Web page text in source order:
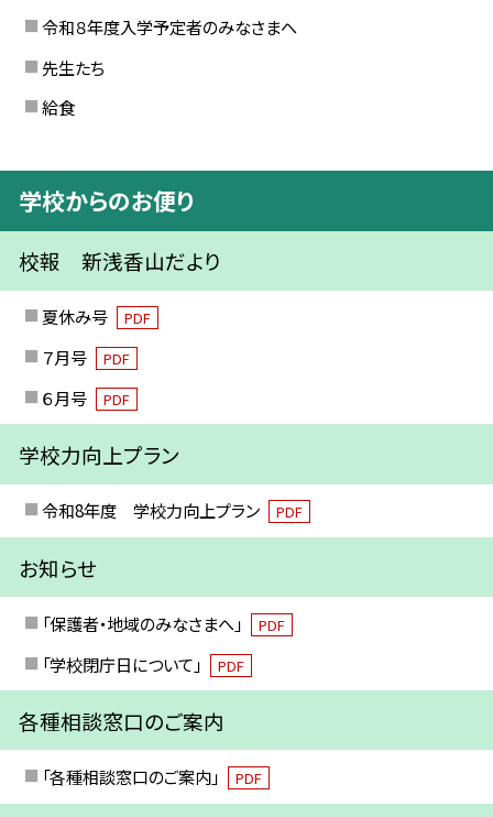
令和８年度入学予定者のみなさまへ
先生たち
給食
学校からのお便り
校報 新浅香山だより
夏休み号 PDF
７月号 PDF
６月号 PDF
学校力向上プラン
令和8年度 学校力向上プラン PDF
お知らせ
「保護者・地域のみなさまへ」 PDF
「学校閉庁日について」 PDF
各種相談窓口のご案内
「各種相談窓口のご案内」 PDF